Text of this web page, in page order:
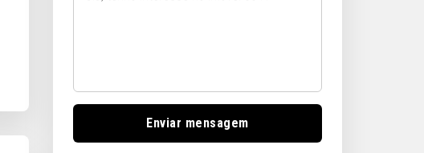
Enviar mensagem